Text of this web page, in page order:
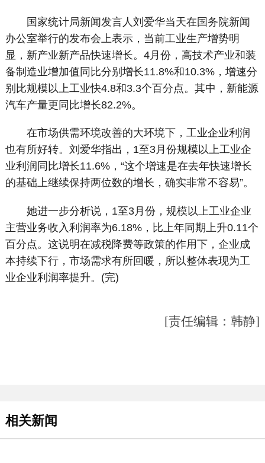
国家统计局新闻发言人刘爱华当天在国务院新闻
办公室举行的发布会上表示，当前工业生产增势明
显，新产业新产品快速增长。4月份，高技术产业和装
备制造业增加值同比分别增长11.8%和10.3%，增速分
别比规模以上工业快4.8和3.3个百分点。其中，新能源
汽车产量更同比增长82.2%。
在市场供需环境改善的大环境下，工业企业利润
也有所好转。刘爱华指出，1至3月份规模以上工业企
业利润同比增长11.6%，“这个增速是在去年快速增长
的基础上继续保持两位数的增长，确实非常不容易”。
她进一步分析说，1至3月份，规模以上工业企业
主营业务收入利润率为6.18%，比上年同期上升0.11个
百分点。这说明在减税降费等政策的作用下，企业成
本持续下行，市场需求有所回暖，所以整体表现为工
业企业利润率提升。(完)
[责任编辑：韩静]
相关新闻